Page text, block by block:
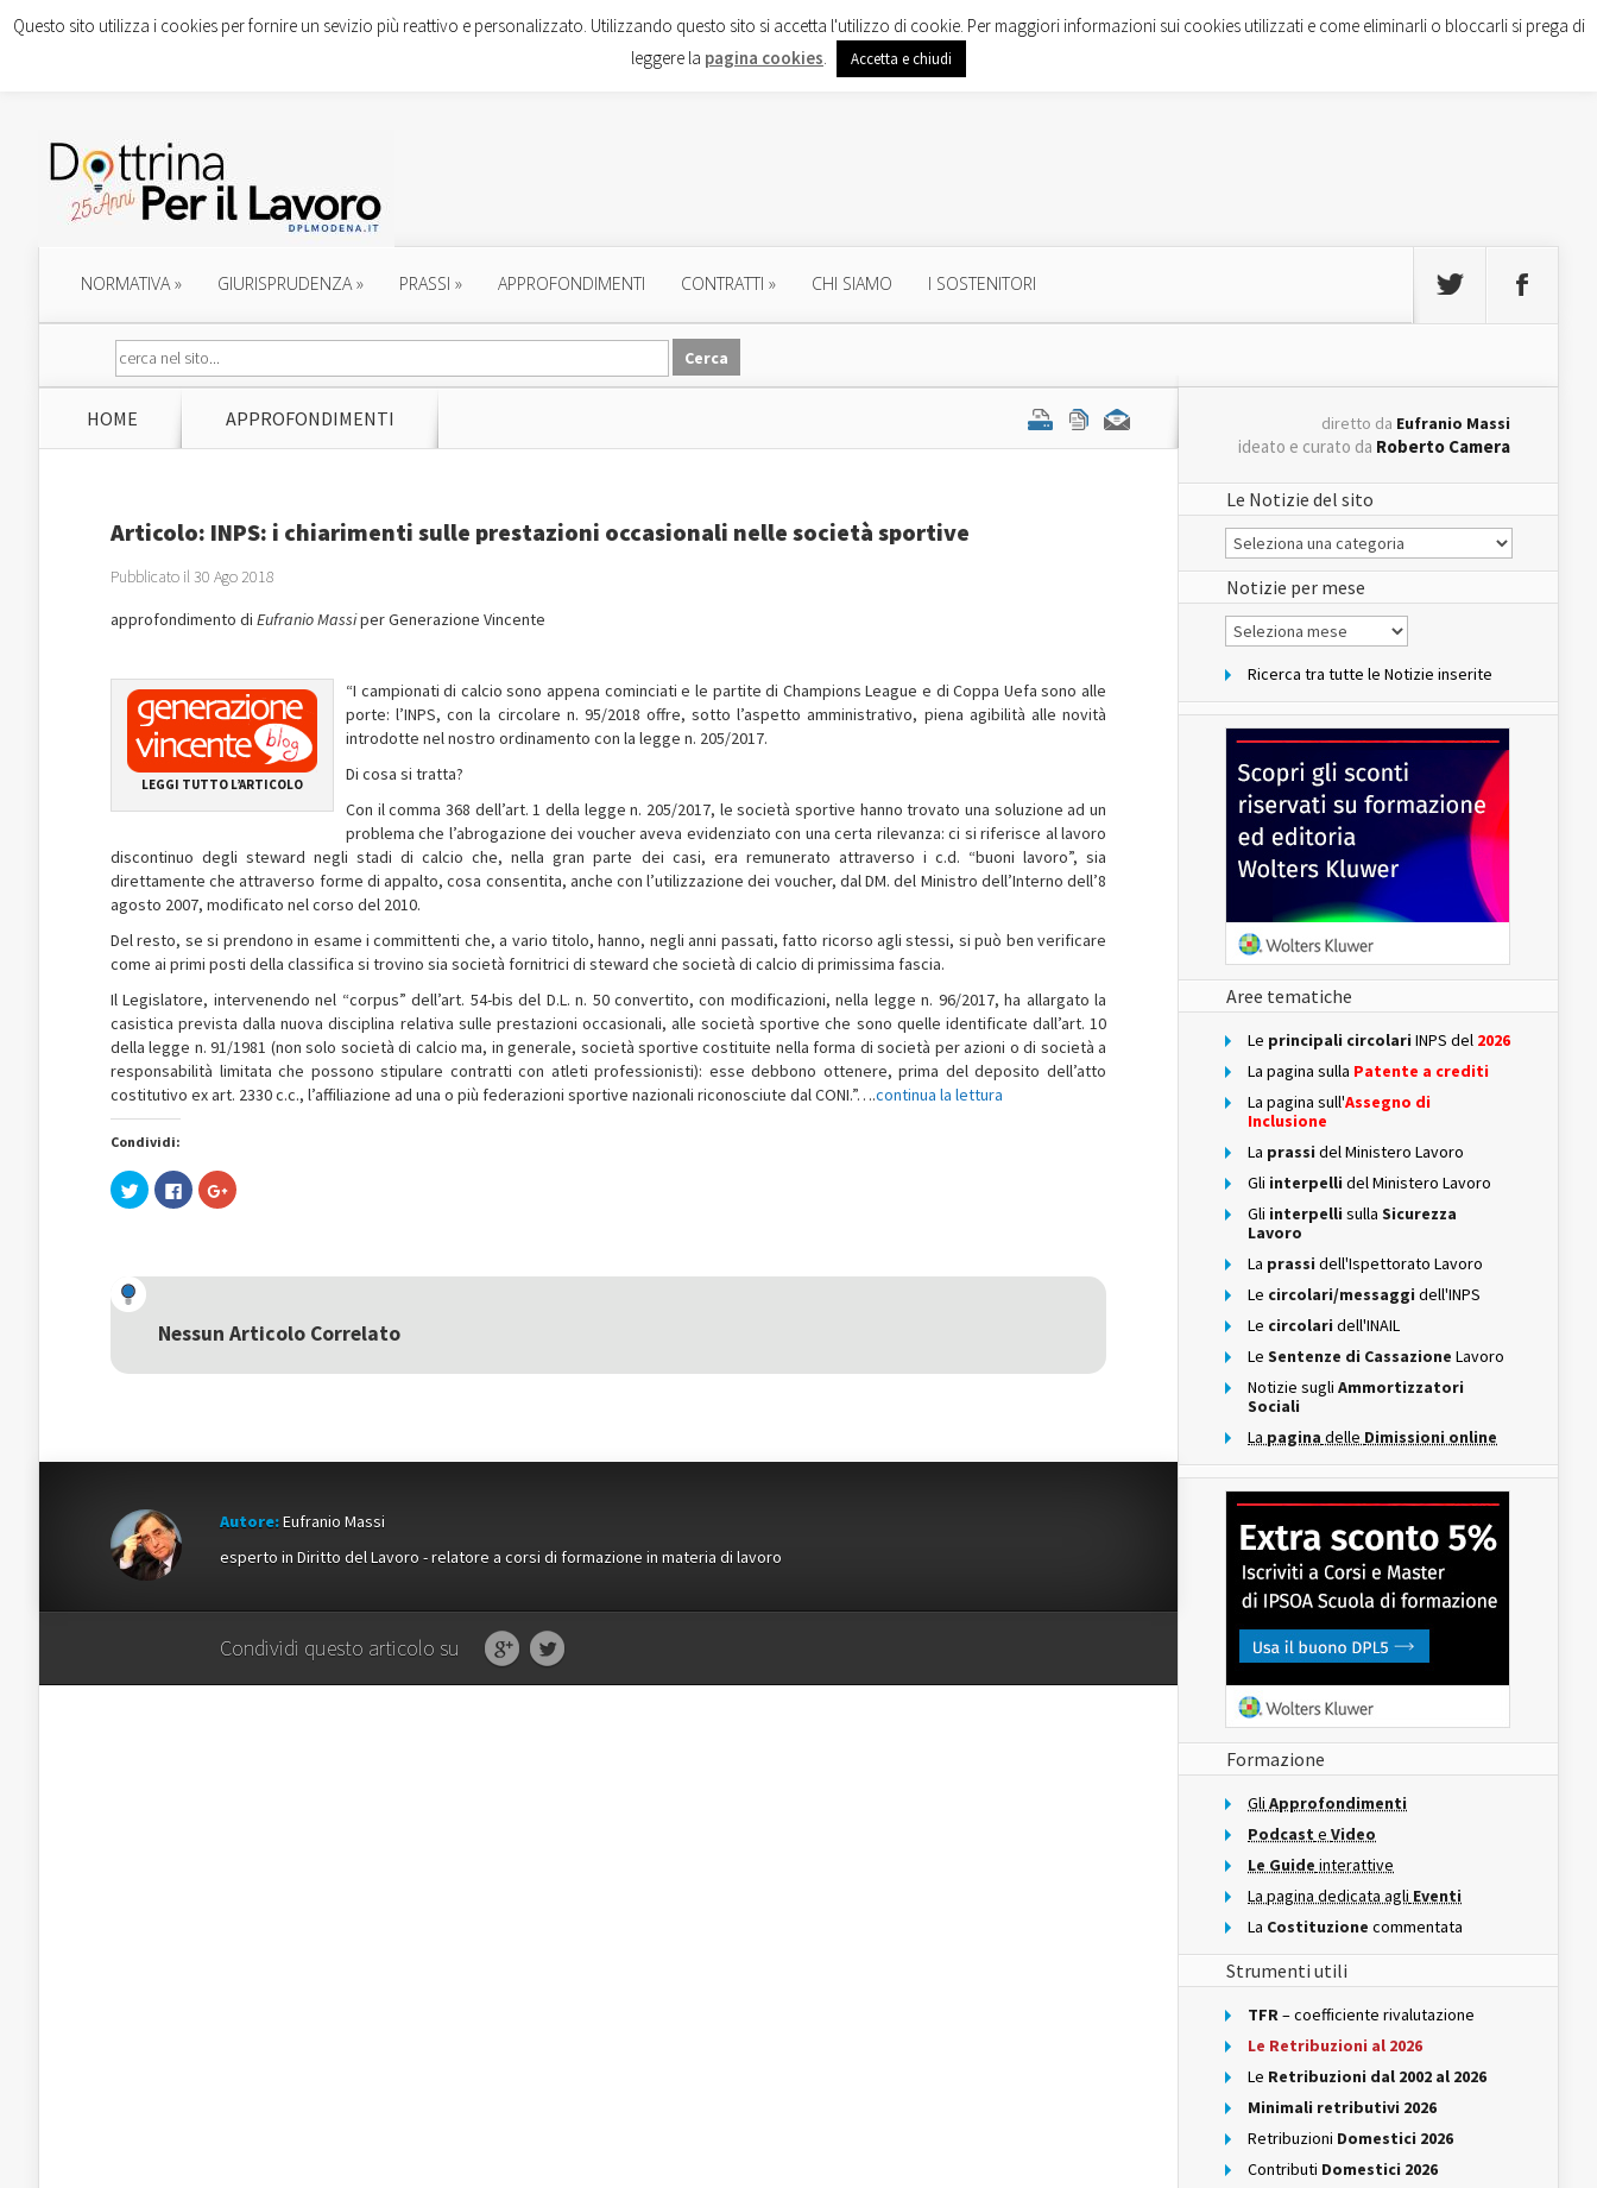
NORMATIVA» GIURISPRUDENZA» PRASSI » APPROFONDIMENTI CONTRATTI » CHI SIAMO I SOSTENITORI
HOME APPROFONDIMENTI
Articolo: INPS: i chiarimenti sulle prestazioni occasionali nelle società sportive
Pubblicato il 30 Ago 2018
approfondimento di Eufranio Massiper Generazione Vincente
LEGGI TUTTO L’ARTICOLO
“I campionati di calcio sono appena cominciati e le partite di Champions League e di Coppa Uefa sono alle
porte: l’INPS, con la circolare n. 95/2018 offre, sotto l’aspetto amministrativo, piena agibilità alle novità
introdotte nel nostro ordinamento con la legge n. 205/2017.
Di cosa si tratta?
Con il comma 368 dell’art. 1 della legge n. 205/2017, le società sportive hanno trovato una soluzione ad un
problema che l’abrogazione dei voucher aveva evidenziato con una certa rilevanza: ci si riferisce al lavoro
discontinuo degli steward negli stadi di calcio che, nella gran parte dei casi, era remunerato attraverso i c.d. “buoni lavoro”, sia
direttamente che attraverso forme di appalto, cosa consentita, anche con l’utilizzazione dei voucher, dal DM. del Ministro dell’Interno dell’8
agosto 2007, modificato nel corso del 2010.
Del resto, se si prendono in esame i committenti che, a vario titolo, hanno, negli anni passati, fatto ricorso agli stessi, si può ben verificare
come ai primi posti della classifica si trovino sia società fornitrici di steward che società di calcio di primissima fascia.
Il Legislatore, intervenendo nel “corpus” dell’art. 54-bis del D.L. n. 50 convertito, con modificazioni, nella legge n. 96/2017, ha allargato la
casistica prevista dalla nuova disciplina relativa sulle prestazioni occasionali, alle società sportive che sono quelle identificate dall’art. 10
della legge n. 91/1981 (non solo società di calcio ma, in generale, società sportive costituite nella forma di società per azioni o di società a
responsabilità limitata che possono stipulare contratti con atleti professionisti): esse debbono ottenere, prima del deposito dell’atto
costitutivo ex art. 2330 c.c., l’affiliazione ad una o più federazioni sportive nazionali riconosciute dal CONI.”….continua la lettura
Condividi:
Fai
clic
(Si
apre
una
nuova
Fai
clic
nuova
finestra)
Fai
clic
una
nuova
Nessun Articolo Correlato
Autore:Eufranio Massi
esperto in Diritto del Lavoro - relatore a corsi di formazione in materia di lavoro
Condividi questo articolo su
diretto da Eufranio Massi
ideato e curato da Roberto Camera
Le Notizie del sito
Le
Notizie
del
sito
Notizie per mese
Notizie
per
Ricerca tra tutte le Notizie inserite
Aree tematiche
Le principali circolari INPS del 2026
La pagina sulla Patente a crediti
La pagina sull'Assegno di
Inclusione
La prassi del Ministero Lavoro
Gli interpelli del Ministero Lavoro
Gli interpelli sulla Sicurezza
Lavoro
La prassi dell'Ispettorato Lavoro
Le circolari/messaggi dell'INPS
Le circolari dell'INAIL
Le Sentenze di Cassazione Lavoro
Notizie sugli Ammortizzatori
Sociali
La pagina delle Dimissioni online
Formazione
Gli Approfondimenti
Podcast e Video
Le Guide interattive
La pagina dedicata agli Eventi
La Costituzione commentata
Strumenti utili
TFR– coefficiente rivalutazione
Le Retribuzioni al 2026
Le Retribuzioni dal 2002 al 2026
Minimali retributivi 2026
Retribuzioni Domestici 2026
Contributi Domestici 2026
Questo sito utilizza i cookies per fornire un sevizio più reattivo e personalizzato. Utilizzando questo sito si accetta l'utilizzo di cookie. Per maggiori informazioni sui cookies utilizzati e come eliminarli o bloccarli si prega di
leggere la pagina cookies. Accetta e chiudi